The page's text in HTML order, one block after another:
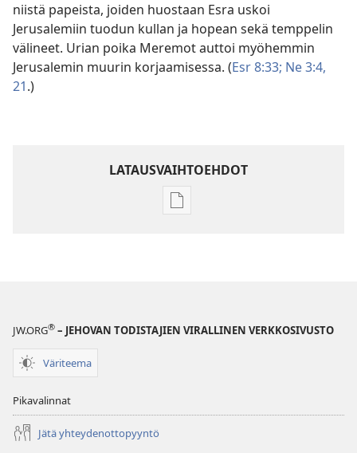
niistä papeista, joiden huostaan Esra uskoi
Jerusalemiin tuodun kullan ja hopean sekä temppelin
välineet. Urian poika Meremot auttoi myöhemmin
Jerusalemin muurin korjaamisessa. (Esr 8:33; Ne 3:4,
21.)
LATAUSVAIHTOEHDOT
Julkaisujen
JW.ORG® – JEHOVAN TODISTAJIEN VIRALLINEN VERKKOSIVUSTO
Väriteema
Pikavalinnat
Jätä yhteydenottopyyntö